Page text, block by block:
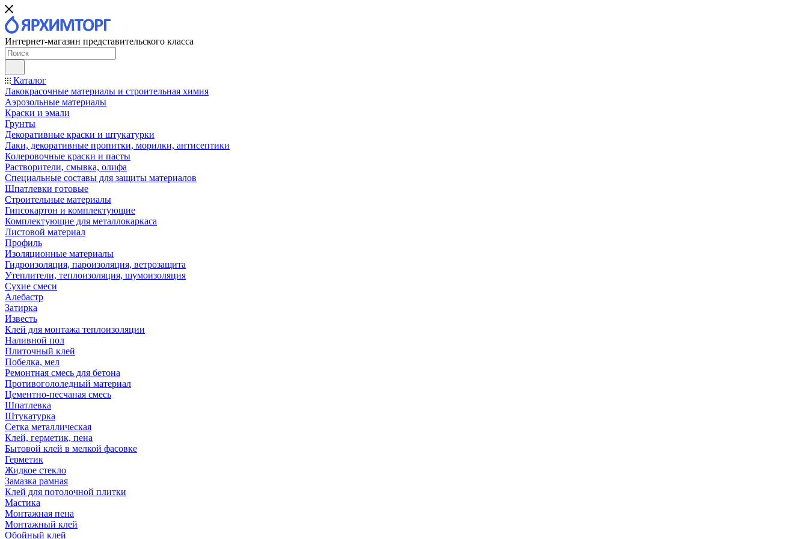
Интернет-магазин представительского класса
Каталог
Лакокрасочные материалы и строительная химия
Аэрозольные материалы
Краски и эмали
Грунты
Декоративные краски и штукатурки
Лаки, декоративные пропитки, морилки, антисептики
Колеровочные краски и пасты
Растворители, смывка, олифа
Специальные составы для защиты материалов
Шпатлевки готовые
Строительные материалы
Гипсокартон и комплектующие
Комплектующие для металлокаркаса
Листовой материал
Профиль
Изоляционные материалы
Гидроизоляция, пароизоляция, ветрозащита
Утеплители, теплоизоляция, шумоизоляция
Сухие смеси
Алебастр
Затирка
Известь
Клей для монтажа теплоизоляции
Наливной пол
Плиточный клей
Побелка, мел
Ремонтная смесь для бетона
Противогололедный материал
Цементно-песчаная смесь
Шпатлевка
Штукатурка
Сетка металлическая
Клей, герметик, пена
Бытовой клей в мелкой фасовке
Герметик
Жидкое стекло
Замазка рамная
Клей для потолочной плитки
Мастика
Монтажная пена
Монтажный клей
Обойный клей